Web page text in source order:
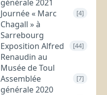
générale 2021
Journée « Marc
Chagall » à
Sarrebourg
[4]
Exposition Alfred
Renaudin au
Musée de Toul
[44]
Assemblée
générale 2020
[7]